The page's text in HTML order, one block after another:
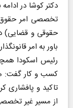
دکتر کوشا در
تخصصی امر
حقوقی و قضایی)
باور به امر
رئیس اسکودا
کسب و کار گفت:
تاکید و پافشاری
از مسیر غیر